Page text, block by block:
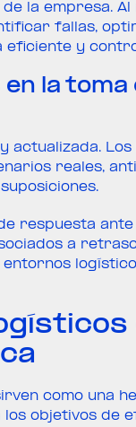
la empresa. Al
fallas,
eficiente y
la toma
actualizada.
reales,
respuesta ante
a
como una
objetivos de